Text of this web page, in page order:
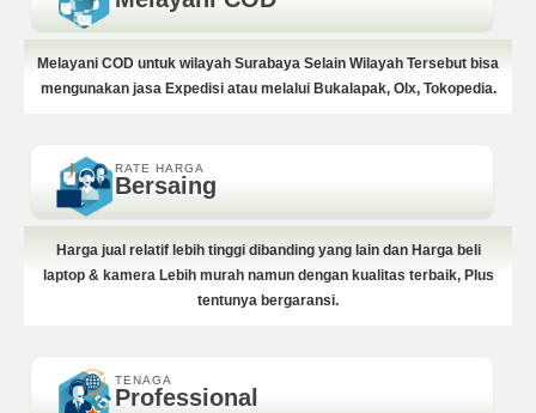
Melayani COD untuk wilayah Surabaya Selain Wilayah Tersebut bisa
mengunakan jasa Expedisi atau melalui Bukalapak, Olx, Tokopedia.
RATE HARGA
Bersaing
Harga jual relatif lebih tinggi dibanding yang lain dan Harga beli
laptop & kamera Lebih murah namun dengan kualitas terbaik, Plus
tentunya bergaransi.
TENAGA
Professional